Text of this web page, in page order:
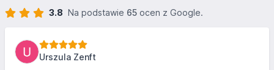
3.8 Na podstawie 65 ocen z Google.
Urszula Zenft